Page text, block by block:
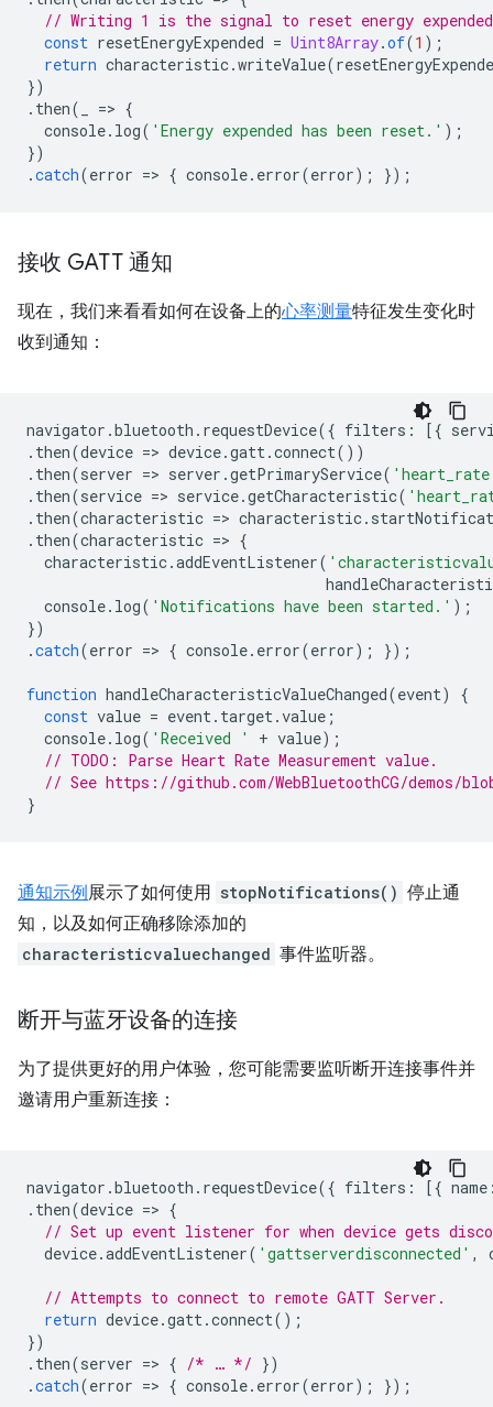
// Writing 1 is the signal to reset energy
const resetEnergyExpended = Uint8Array.of(1 );
return characteristic.writeValue(
})
. then( => {
console. log( 'Energy expended has been reset.' );
})
.catch(error => { console. error(error); });
接收 GATT 通知
现在，我们来看看如何在设备上的心率测量特征发生变化时
收到通知：
navigator .bluetooth . requestDevice({ filters : [{
. then(device => device.gatt.connect())
. then(server => server .getPrimaryService(
. then(service => service.getCharacteristic(
. then(characteristic => characteristic.
. then(characteristic => {
characteristic.addEventListener(
console. log( 'Notifications have been started.' );
})
.catch(error => { console. error(error); });
function handleCharacteristicValueChanged(event)
{
const value = event. target.value ;
console. log( 'Received ' + value);
// TODO: Parse Heart Rate Measurement value.
// See https://github.com/WebBluetoothCG/demos/
}
通知示例展示了如何使用 stopNotifications() 停止通
知，以及如何正确移除添加的
characteristicvaluechanged 事件监听器。
断开与蓝牙设备的连接
为了提供更好的用户体验，您可能需要监听断开连接事件并
邀请用户重新连接：
navigator .bluetooth . requestDevice({ filters : [{ name
. then(device => {
// Set up event listener for when device gets
device.addEventListener( 'gattserverdisconnected' ,
// Attempts to connect to remote GATT Server.
return device.gatt.connect();
})
. then(server => { /* … */ })
.catch(error => { console. error(error); });